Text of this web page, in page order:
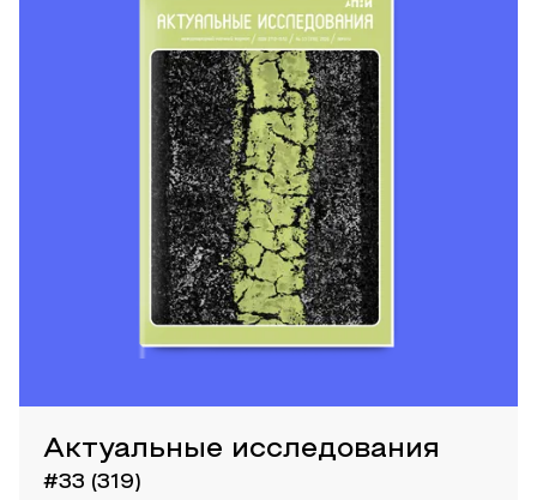
Актуальные исследования
#33 (319)